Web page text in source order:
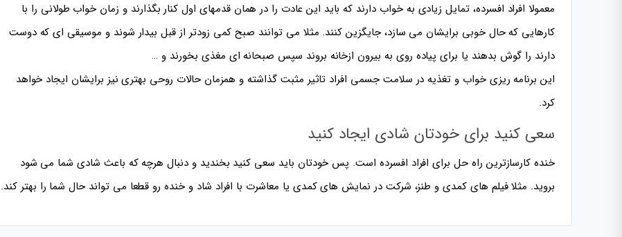
معمولا افراد افسرده، تمایل زیادی به خواب دارند که باید این عادت را در همان قدمهای اول کنار بگذارند و زمان خواب طولانی را با
کارهایی که حال خوبی برایشان می سازد، جایگزین کنند. مثلا می توانند صبح کمی زودتر از قبل بیدار شوند و موسیقی ای که دوست
دارند را گوش بدهند یا برای پیاده روی به بیرون ازخانه بروند سپس صبحانه ای مغذی بخورند و …
این برنامه ریزی خواب و تغذیه در سلامت جسمی افراد تاثیر مثبت گذاشته و همزمان حالات روحی بهتری نیز برایشان ایجاد خواهد
کرد.
سعی کنید برای خودتان شادی ایجاد کنید
خنده کارسازترین راه حل برای افراد افسرده است. پس خودتان باید سعی کنید بخندید و دنبال هرچه که باعث شادی شما می شود
بروید. مثلا فیلم های کمدی و طنز، شرکت در نمایش های کمدی یا معاشرت با افراد شاد و خنده رو قطعا می تواند حال شما را بهتر کند.